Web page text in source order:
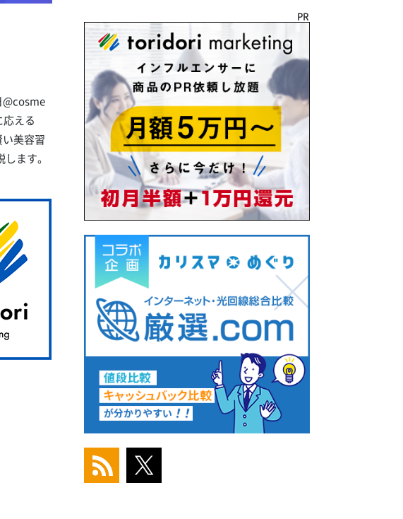
える
美容習
ます。
PR